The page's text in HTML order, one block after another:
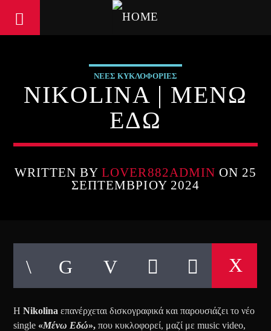
ΝΕΕΣ ΚΥΚΛΟΦΟΡΙΕΣ
NIKOLINA | ΜΕΝΩ
ΕΔΩ
WRITTEN BYLOVER882ADMIN ON 25
ΣΕΠΤΕΜΒΡΊΟΥ 2024
ΗNikolina επανέρχεται δισκογραφικά και παρουσιάζει το νέο
single «Μένω Εδώ», που κυκλοφορεί, μαζί με music video,